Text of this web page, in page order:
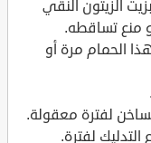
الزيتون النقي
منع تساقطه.
الحمام مرة أو